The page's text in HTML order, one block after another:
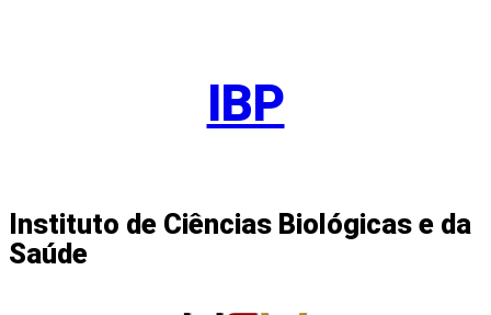
IBP
Instituto de Ciências Biológicas e da
Saúde